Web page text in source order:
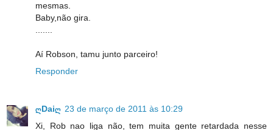
mesmas.
Baby,não gira.
.......
Aí Robson, tamu junto parceiro!
Responder
ღDaiღ 23 de março de 2011 às 10:29
Xi, Rob nao liga não, tem muita gente retardada nesse